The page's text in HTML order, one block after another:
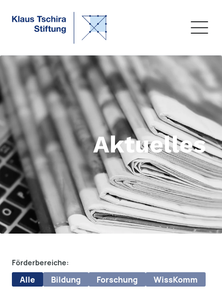
Aktuelles
Förderbereiche:
Alle Bildung Forschung WissKomm